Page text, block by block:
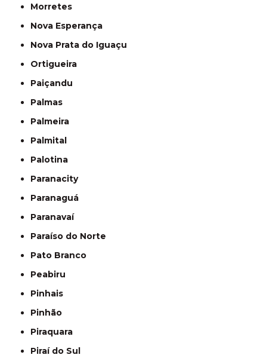
Morretes
Nova Esperança
Nova Prata do Iguaçu
Ortigueira
Paiçandu
Palmas
Palmeira
Palmital
Palotina
Paranacity
Paranaguá
Paranavaí
Paraíso do Norte
Pato Branco
Peabiru
Pinhais
Pinhão
Piraquara
Piraí do Sul